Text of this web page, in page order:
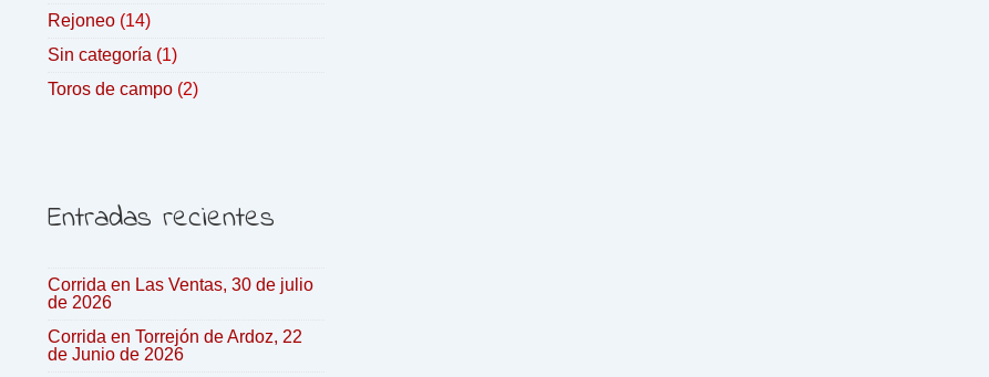
Rejoneo (14)
Sin categoría (1)
Toros de campo (2)
Entradas recientes
Corrida en Las Ventas, 30 de julio
de 2026
Corrida en Torrejón de Ardoz, 22
de Junio de 2026